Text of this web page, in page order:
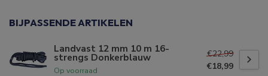
BIJPASSENDE ARTIKELEN
Landvast 12 mm 10 m 16-
strengs Donkerblauw
Op voorraad
€22,99
€18,99